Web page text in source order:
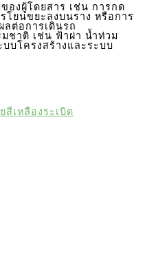
องผู้โดยสาร เช่น การกด
โยนขยะลงบนราง หรือการ
ลต่อการเดินรถ
ชาติ เช่น ฟ้าผ่า น้ำท่วม
บโครงสร้างและระบบ
สีเหลืองระเบิด